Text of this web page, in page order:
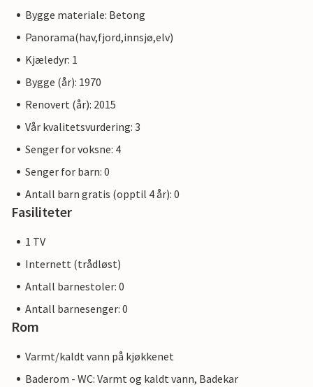
Bygge materiale: Betong
Panorama(hav,fjord,innsjø,elv)
Kjæledyr: 1
Bygge (år): 1970
Renovert (år): 2015
Vår kvalitetsvurdering: 3
Senger for voksne: 4
Senger for barn: 0
Antall barn gratis (opptil 4 år): 0
Fasiliteter
1 TV
Internett (trådløst)
Antall barnestoler: 0
Antall barnesenger: 0
Rom
Varmt/kaldt vann på kjøkkenet
Baderom - WC: Varmt og kaldt vann, Badekar